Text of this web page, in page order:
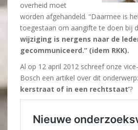
overheid moet
worden afgehandeld. “Daarmee is
toegestaan om aangifte te doen bij
wijziging is nergens naar de
gecommuniceerd.” (idem RKK).
Al op 12 april 2012 schreef onze
Bosch een artikel over dit onderwerp:
kerstraat of in een rechtstaat’?